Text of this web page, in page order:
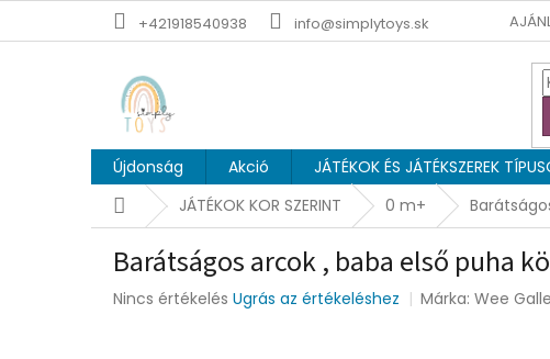
+421918540938 info@simplytoys.sk
Újdonság Akció JÁTÉKOK ÉS JÁTÉKSZEREK
KezdőlapJÁTÉKOK KOR SZERINT 0 m+
Barátságos arcok , baba első puha
A
Nincs értékelés Ugrás az értékeléshez Márka:Wee